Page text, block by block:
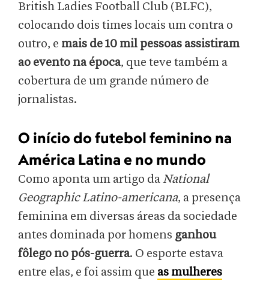
British Ladies Football Club (BLFC),
colocando dois times locais um contra o
outro, e mais de 10 mil pessoas assistiram
ao evento na época, que teve também a
cobertura de um grande número de
jornalistas.
O início do futebol feminino na
América Latina e no mundo
Como aponta um artigo daNational
Geographic Latino-americana, a presença
feminina em diversas áreas da sociedade
antes dominada por homens ganhou
fôlego no pós-guerra. O esporte estava
entre elas, e foi assim que as mulheres